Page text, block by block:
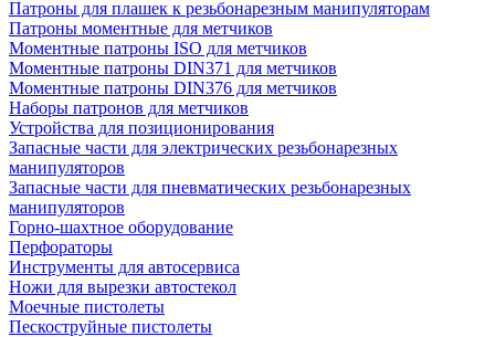
Патроны для плашек к резьбонарезным манипуляторам
Патроны моментные для метчиков
Моментные патроны ISO для метчиков
Моментные патроны DIN371 для метчиков
Моментные патроны DIN376 для метчиков
Наборы патронов для метчиков
Устройства для позиционирования
Запасные части для электрических резьбонарезных
манипуляторов
Запасные части для пневматических резьбонарезных
манипуляторов
Горно-шахтное оборудование
Перфораторы
Инструменты для автосервиса
Ножи для вырезки автостекол
Моечные пистолеты
Пескоструйные пистолеты